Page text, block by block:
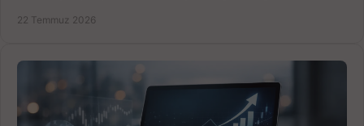
22 Temmuz 2026